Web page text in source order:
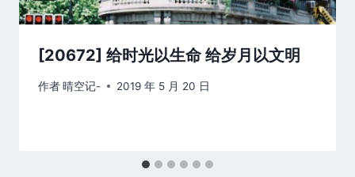
[20672] 给时光以生命 给岁月以文明
作者晴空记- 2019 年 5 月 20 日